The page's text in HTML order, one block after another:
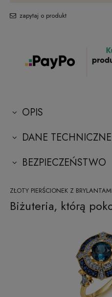
zapytaj o produkt
OPIS
DANE TECHNICZNE
BEZPIECZEŃSTWO
ZŁOTY PIERŚCIONEK Z
Biżuteria, którą